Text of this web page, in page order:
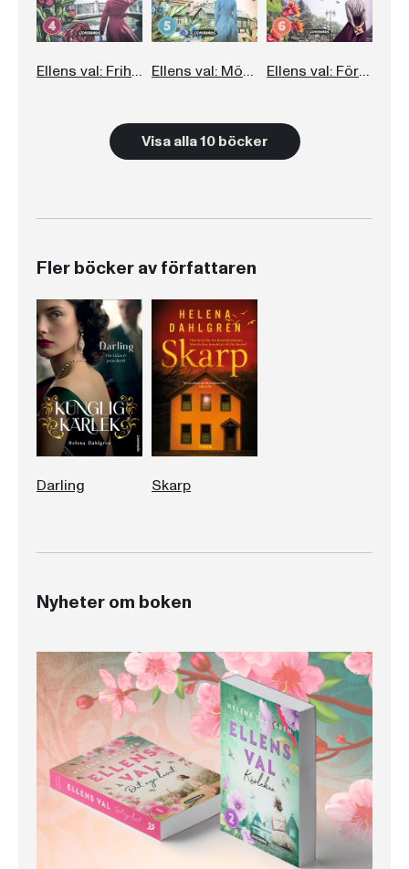
Ellens val: Friheten Ellens val: Möten i skymningen Ellens val: Förbjuden längtan
Visa alla 10 böcker
Fler böcker av författaren
Darling Skarp
Nyheter om boken